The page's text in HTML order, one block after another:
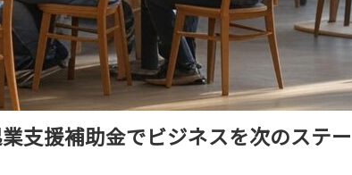
支援補助金でビジネスを次のステー